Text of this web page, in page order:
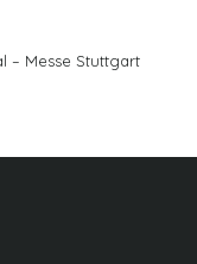
– Messe Stuttgart